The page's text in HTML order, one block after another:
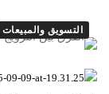
التسويق والمبيعات